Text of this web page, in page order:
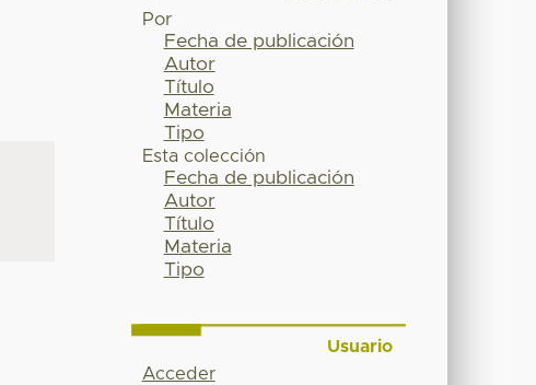
Por
Fecha de publicación
Autor
Título
Materia
Tipo
Esta colección
Fecha de publicación
Autor
Título
Materia
Tipo
Usuario
Acceder